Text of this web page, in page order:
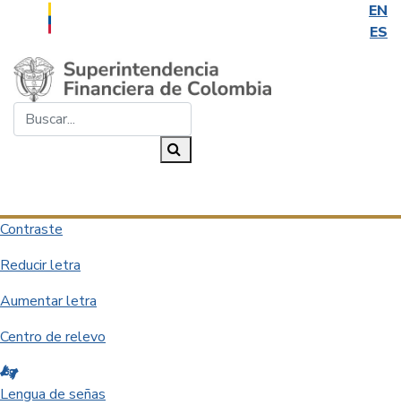
EN
ES
Saltar al contenido principal
Contraste
Reducir letra
Aumentar letra
Centro de relevo
Lengua de señas